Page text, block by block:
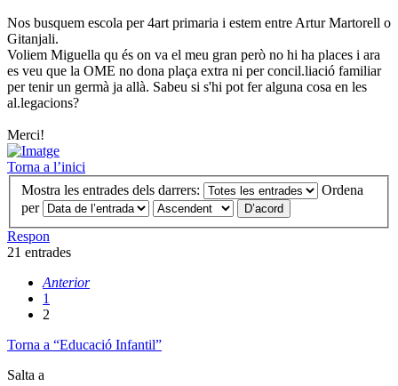
Nos busquem escola per 4art primaria i estem entre Artur Martorell o
Gitanjali.
Voliem Miguella qu és on va el meu gran però no hi ha places i ara
es veu que la OME no dona plaça extra ni per concil.liació familiar
per tenir un germà ja allà. Sabeu si s'hi pot fer alguna cosa en les
al.legacions?
Merci!
Torna a l’inici
Mostra les entrades dels darrers:
Ordena
per
Respon
21 entrades
Anterior
1
2
Torna a “Educació Infantil”
Salta a